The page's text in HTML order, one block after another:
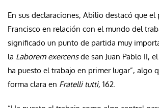
En sus declaraciones, Abilio destacó que
Francisco en relación con el mundo del
significado un punto de partida muy
la Laborem exercensde san Juan Pablo II,
ha puesto el trabajo en primer lugar”, algo
forma clara en Fratelli tutti, 162.